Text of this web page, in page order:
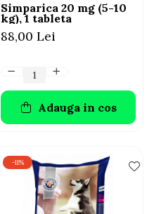
Simparica 20 mg (5-10
kg), 1 tableta
88,00 Lei
Adauga in cos
-11%